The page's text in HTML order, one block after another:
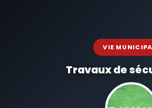
VIE
Travaux de